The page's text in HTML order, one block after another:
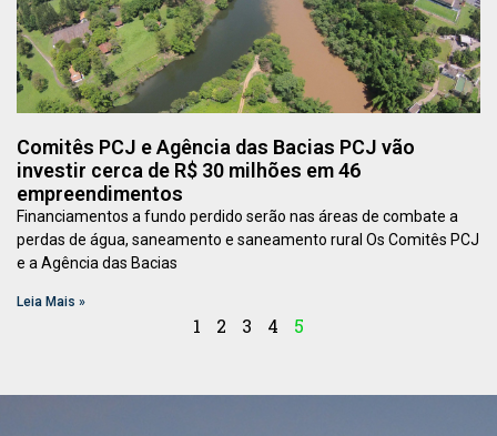
Comitês PCJ e Agência das Bacias PCJ vão
investir cerca de R$ 30 milhões em 46
empreendimentos
Financiamentos a fundo perdido serão nas áreas de combate a
perdas de água, saneamento e saneamento rural Os Comitês PCJ
e a Agência das Bacias
Leia Mais »
1 2 3 4 5